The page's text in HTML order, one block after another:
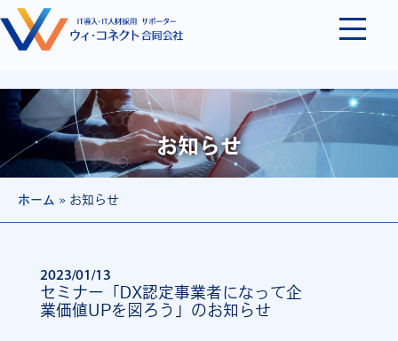
お知らせ
ホーム » お知らせ
2023/01/13
セミナー「DX認定事業者になって企
業価値UPを図ろう」のお知らせ